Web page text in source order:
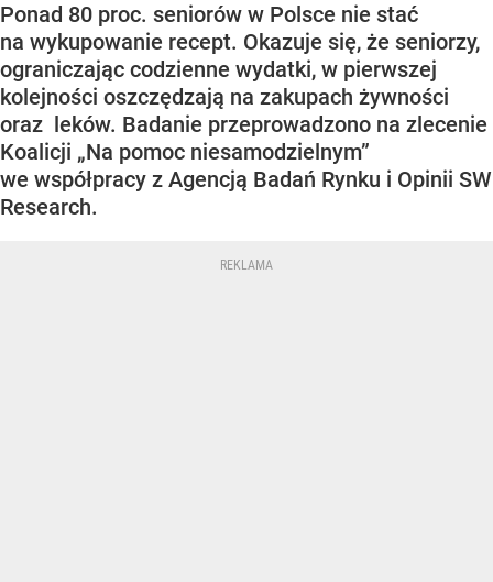
Ponad 80 proc. seniorów w Polsce nie stać
na wykupowanie recept. Okazuje się, że seniorzy,
ograniczając codzienne wydatki, w pierwszej
kolejności oszczędzają na zakupach żywności
oraz leków. Badanie przeprowadzono na zlecenie
Koalicji „Na pomoc niesamodzielnym”
we współpracy z Agencją Badań Rynku i Opinii SW
Research.